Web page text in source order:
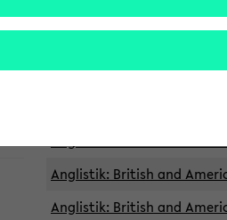
Archivierte
Anglistik: British and
Anglistik: British and
Anglistik: British and
Anglistik: British and